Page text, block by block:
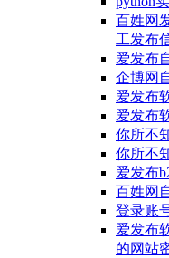
百姓网
工发布
爱发布
企博网
爱发布
爱发布
你所不
你所不
爱发布
百姓网
登录账
爱发布
的网站